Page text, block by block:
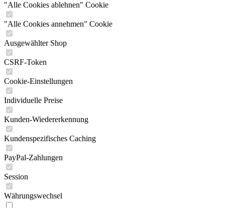
"Alle Cookies ablehnen" Cookie
"Alle Cookies annehmen" Cookie
Ausgewählter Shop
CSRF-Token
Cookie-Einstellungen
Individuelle Preise
Kunden-Wiedererkennung
Kundenspezifisches Caching
PayPal-Zahlungen
Session
Währungswechsel